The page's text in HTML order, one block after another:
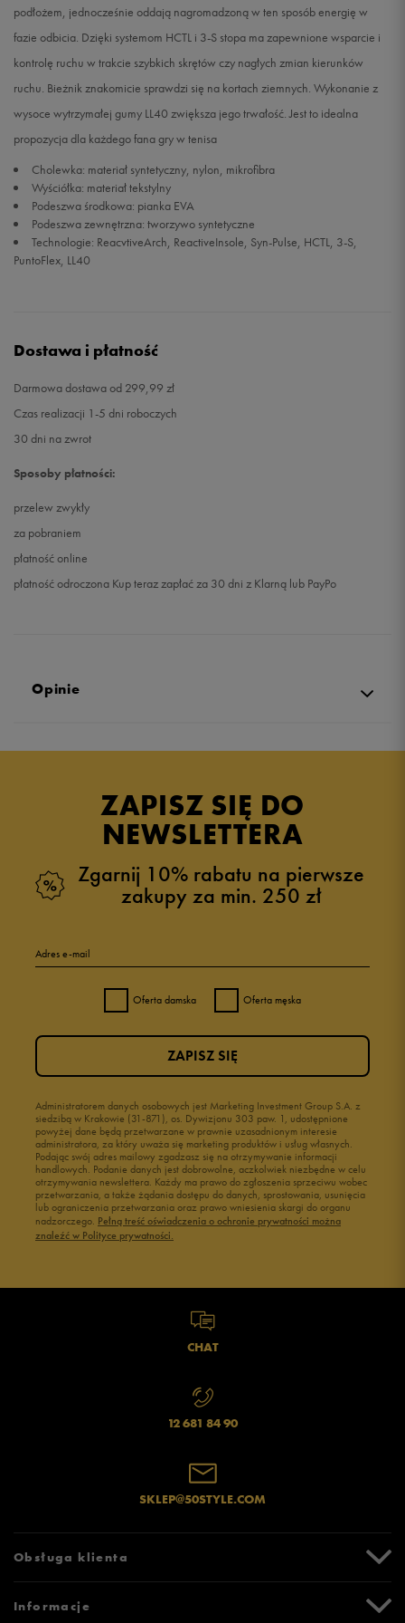
46,5 29,7 cm Powiadom o dostępności
podłożem, jednocześnie oddają nagromadzoną w ten sposób energię w
fazie odbicia. Dzięki systemom HCTL i 3-S stopa ma zapewnione wsparcie i
kontrolę ruchu w trakcie szybkich skrętów czy nagłych zmian kierunków
ruchu. Bieżnik znakomicie sprawdzi się na kortach ziemnych. Wykonanie z
wysoce wytrzymałej gumy LL40 zwiększa jego trwałość. Jest to idealna
propozycja dla każdego fana gry w tenisa
Cholewka: materiał syntetyczny, nylon, mikrofibra
Wyściółka: materiał tekstylny
Podeszwa środkowa: pianka EVA
Podeszwa zewnętrzna: tworzywo syntetyczne
Technologie: ReacvtiveArch, ReactiveInsole, Syn-Pulse, HCTL, 3-S,
PuntoFlex, LL40
Dostawa i płatność
Darmowa dostawa od 299,99 zł
Czas realizacji 1-5 dni roboczych
30 dni na zwrot
Sposoby płatności:
przelew zwykły
za pobraniem
płatność online
płatność odroczona Kup teraz zapłać za 30 dni z Klarną lub PayPo
Opinie
ZAPISZ SIĘ DO
NEWSLETTERA
Zgarnij 10% rabatu na pierwsze
zakupy za min. 250 zł
Adres e-mail
Oferta damska Oferta męska
Administratorem danych osobowych jest Marketing Investment Group S.A. z
siedzibą w Krakowie (31-871), os. Dywizjonu 303 paw. 1, udostępnione
powyżej dane będą przetwarzane w prawnie uzasadnionym interesie
administratora, za który uważa się marketing produktów i usług własnych.
Podając swój adres mailowy zgadzasz się na otrzymywanie informacji
handlowych. Podanie danych jest dobrowolne, aczkolwiek niezbędne w celu
otrzymywania newslettera. Każdy ma prawo do zgłoszenia sprzeciwu wobec
przetwarzania, a także żądania dostępu do danych, sprostowania, usunięcia
lub ograniczenia przetwarzania oraz prawo wniesienia skargi do organu
nadzorczego. Pełną treść oświadczenia o ochronie prywatności można
znaleźć w Polityce prywatności.
ZAPISZ SIĘ
CHAT
12 681 84 90
SKLEP@50STYLE.COM
Obsługa klienta
Zwroty i reklamacje
Informacje